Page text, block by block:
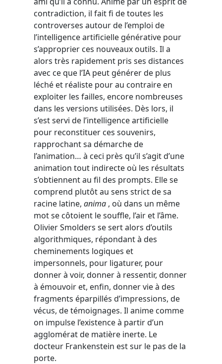
contradiction, il fait fi de toutes les
controverses autour de l’emploi de
l’intelligence artificielle générative pour
s’approprier ces nouveaux outils. Il a
alors très rapidement pris ses distances
avec ce que l’IA peut générer de plus
léché et réaliste pour au contraire en
exploiter les failles, encore nombreuses
dans les versions utilisées. Dès lors, il
s’est servi de l’intelligence artificielle
pour reconstituer ces souvenirs,
rapprochant sa démarche de
l’animation… à ceci près qu’il s’agit d’une
animation tout indirecte où les résultats
s’obtiennent au fil des prompts. Elle se
comprend plutôt au sens strict de sa
racine latine, anima , où dans un même
mot se côtoient le souffle, l’air et l’âme.
Olivier Smolders se sert alors d’outils
algorithmiques, répondant à des
cheminements logiques et
impersonnels, pour ligaturer, pour
donner à voir, donner à ressentir, donner
à émouvoir et, enfin, donner vie à des
fragments éparpillés d’impressions, de
vécus, de témoignages. Il anime comme
on impulse l’existence à partir d’un
agglomérat de matière inerte. Le
docteur Frankenstein est sur le pas de la
porte.